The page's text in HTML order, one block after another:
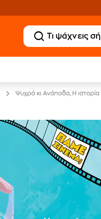
Ψυχρά κι Ανάποδα, Η ιστορία